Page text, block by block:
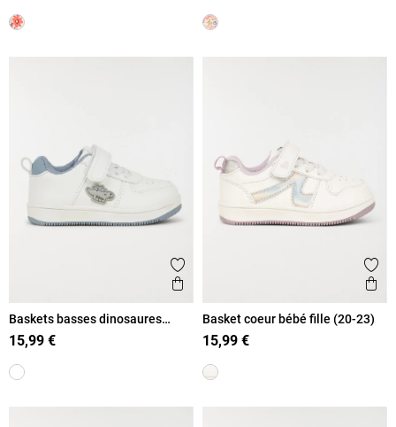
Ajouter aux favoris
Aperçu rapide
Baskets basses dinosaures
garçon (20-23)
15,99 €
Basket coeur bébé fille (20-23)
15,99 €